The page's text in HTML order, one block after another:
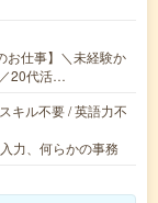
お仕事】＼未経験か
20代活…
キル不要 / 英語力不
力、何らかの事務